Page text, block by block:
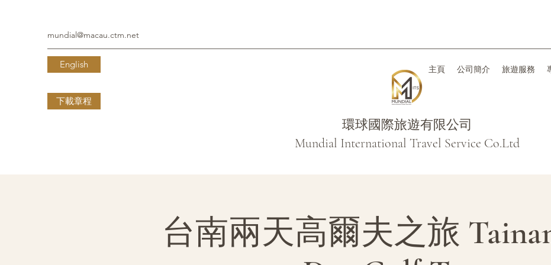
mundial@macau.ctm.net
English
下載章程
主頁 公司簡介 旅遊服務
環球國際旅遊有限公司
Mundial International Travel Service Co.Ltd
台南兩天高爾夫之旅